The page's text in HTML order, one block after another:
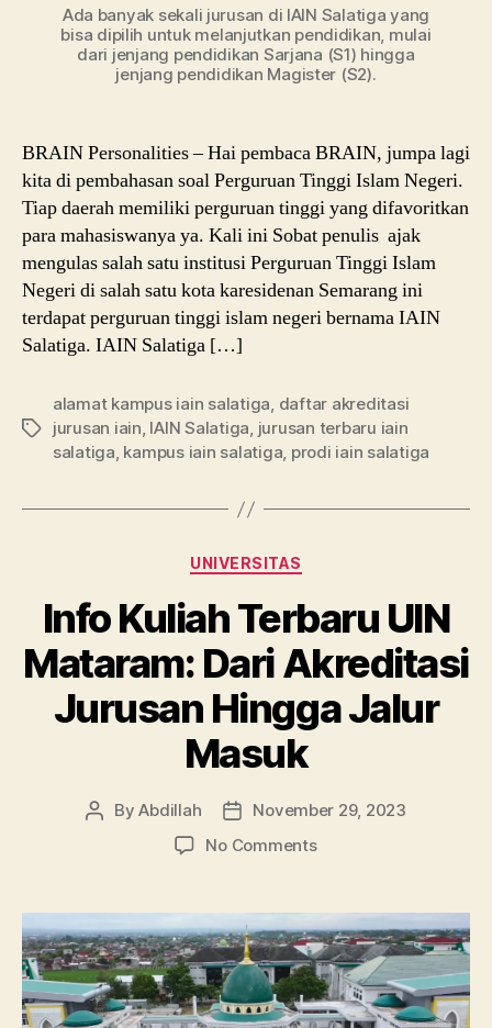
Ada banyak sekali jurusan di IAIN Salatiga yang
bisa dipilih untuk melanjutkan pendidikan, mulai
dari jenjang pendidikan Sarjana (S1) hingga
jenjang pendidikan Magister (S2).
BRAIN Personalities – Hai pembaca BRAIN, jumpa lagi
kita di pembahasan soal Perguruan Tinggi Islam Negeri.
Tiap daerah memiliki perguruan tinggi yang difavoritkan
para mahasiswanya ya. Kali ini Sobat penulis ajak
mengulas salah satu institusi Perguruan Tinggi Islam
Negeri di salah satu kota karesidenan Semarang ini
terdapat perguruan tinggi islam negeri bernama IAIN
Salatiga. IAIN Salatiga […]
Tags
alamat kampus iain salatiga, daftar akreditasi
jurusan iain, IAIN Salatiga, jurusan terbaru iain
salatiga, kampus iain salatiga, prodi iain salatiga
Categories
UNIVERSITAS
Info Kuliah Terbaru UIN
Mataram: Dari Akreditasi
Jurusan Hingga Jalur
Masuk
PostByAbdillah
Post
date
November 29, 2023
No Commentson
Terbaru
UIN
Mataram:
Dari
Akreditasi